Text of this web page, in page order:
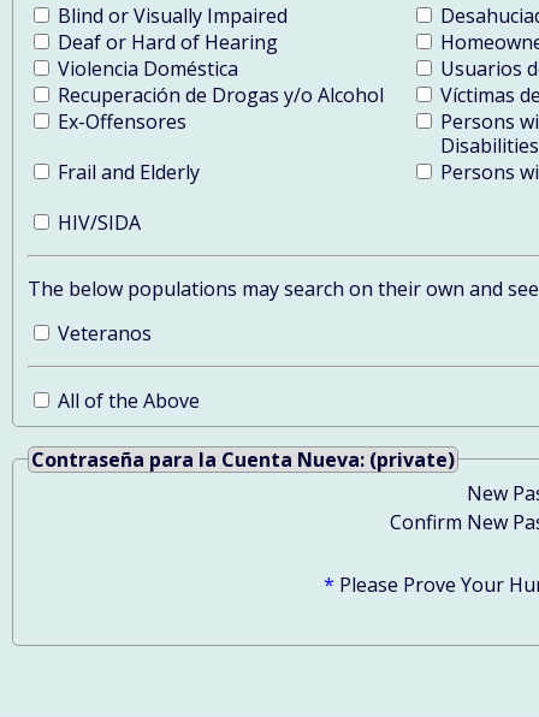
Blind or Visually Impaired
Deaf or Hard of Hearing
Violencia Doméstica
Usuarios
Recuperación de Drogas y/o Alcohol
Víctimas
Ex-Offensores
Persons
Disabilities
Frail and Elderly
Persons
HIV/SIDA
The below populations may search on their own and
Veteranos
All of the Above
Contraseña para la Cuenta Nueva: (private)
New
Confirm New
* Please Prove Your